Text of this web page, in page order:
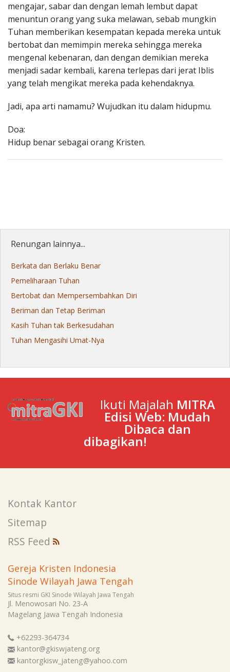
mengajar, sabar dan dengan lemah lembut dapat
menuntun orang yang suka melawan, sebab mungkin
Tuhan memberikan kesempatan kepada mereka untuk
bertobat dan memimpin mereka sehingga mereka
mengenal kebenaran, dan dengan demikian mereka
menjadi sadar kembali, karena terlepas dari jerat Iblis
yang telah mengikat mereka pada kehendaknya.
Jadi, apa arti namamu? Wujudkan itu dalam hidupmu.
Doa:
Hidup benar sebagai orang Kristen.
Renungan lainnya...
Berkata dan Berlaku Benar
Pemeliharaan Tuhan
Bertobat dan Mempersembahkan Diri
Beriman dan Tetap Beriman
Kasih Tuhan tak Berkesudahan
Tuhan Mengasihi Umat-Nya
Ikuti Majalah MITRA
Edisi Web: Mudah
Dibaca dan
dibagikan!
Kontak Kantor
Sitemap
RSS Feed
Gereja Kristen Indonesia
Sinode Wilayah Jawa Tengah
Situs resmi GKI Sinode Wilayah Jawa Tengah
Jl. Menowosari No. 23-A
Magelang Jawa Tengah Indonesia
+62293-364734
kantor@gkiswjateng.org
kantorgkisw_jateng@yahoo.com